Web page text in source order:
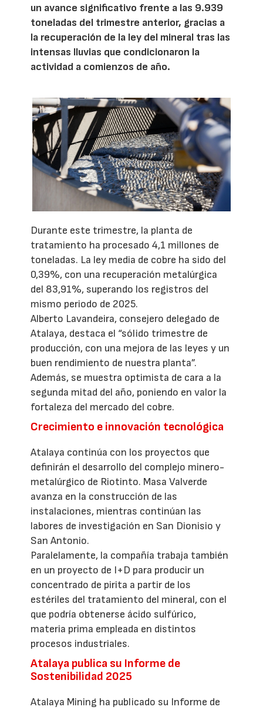
un avance significativo frente a las 9.939
toneladas del trimestre anterior, gracias a
la recuperación de la ley del mineral tras las
intensas lluvias que condicionaron la
actividad a comienzos de año.
Durante este trimestre, la planta de
tratamiento ha procesado 4,1 millones de
toneladas. La ley media de cobre ha sido del
0,39%, con una recuperación metalúrgica
del 83,91%, superando los registros del
mismo periodo de 2025.
Alberto Lavandeira, consejero delegado de
Atalaya, destaca el “sólido trimestre de
producción, con una mejora de las leyes y un
buen rendimiento de nuestra planta”.
Además, se muestra optimista de cara a la
segunda mitad del año, poniendo en valor la
fortaleza del mercado del cobre.
Crecimiento e innovación tecnológica
Atalaya continúa con los proyectos que
definirán el desarrollo del complejo minero-
metalúrgico de Riotinto. Masa Valverde
avanza en la construcción de las
instalaciones, mientras continúan las
labores de investigación en San Dionisio y
San Antonio.
Paralelamente, la compañía trabaja también
en un proyecto de I+D para producir un
concentrado de pirita a partir de los
estériles del tratamiento del mineral, con el
que podría obtenerse ácido sulfúrico,
materia prima empleada en distintos
procesos industriales.
Atalaya publica su Informe de
Sostenibilidad 2025
Atalaya Mining ha publicado su Informe de